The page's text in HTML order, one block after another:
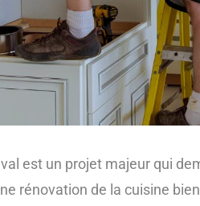
est un projet majeur qui
rénovation de la cuisine